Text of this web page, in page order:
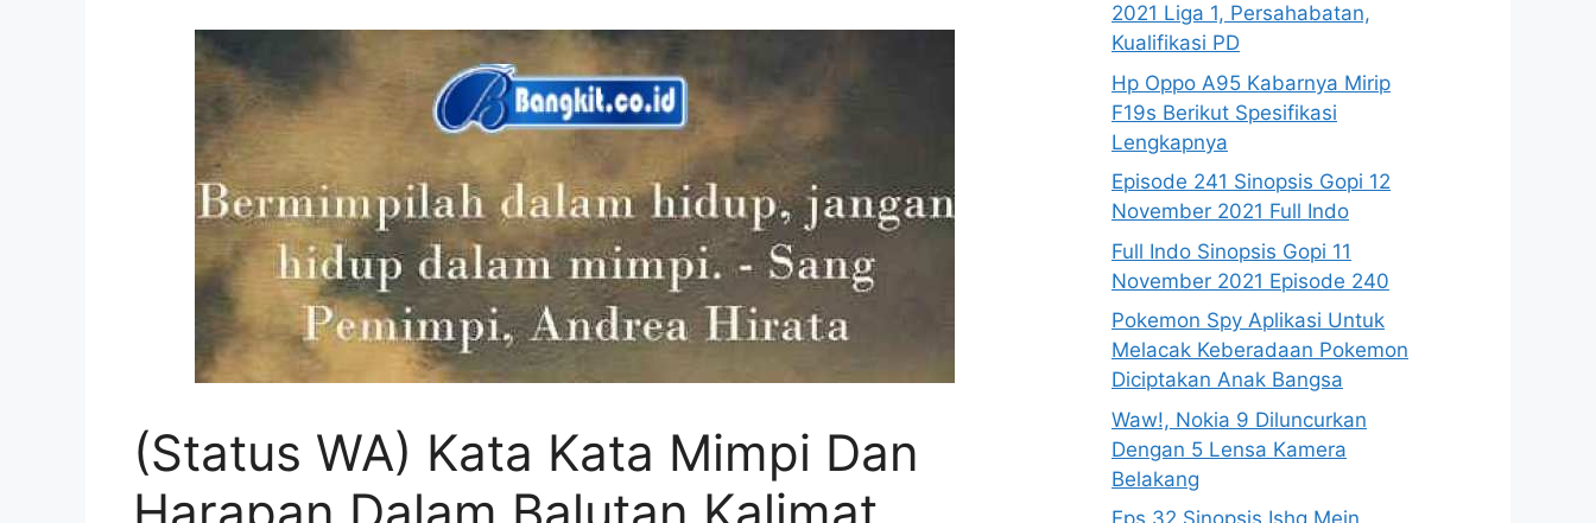
(Status WA) Kata Kata Mimpi Dan
2021 Liga 1, Persahabatan,
Kualifikasi PD
Hp Oppo A95 Kabarnya Mirip
F19s Berikut Spesifikasi
Lengkapnya
Episode 241 Sinopsis Gopi 12
November 2021 Full Indo
Full Indo Sinopsis Gopi 11
November 2021 Episode 240
Pokemon Spy Aplikasi Untuk
Melacak Keberadaan Pokemon
Diciptakan Anak Bangsa
Waw!, Nokia 9 Diluncurkan
Dengan 5 Lensa Kamera
Belakang
Eps 32 Sinopsis Ishq Mein